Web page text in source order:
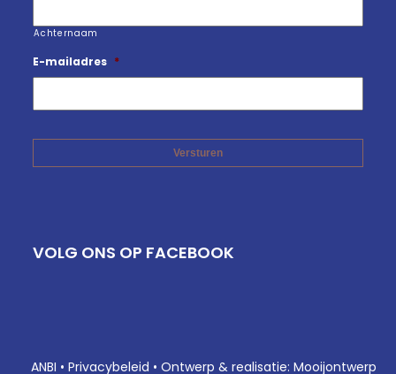
Achternaam
E-mailadres *
VOLG ONS OP FACEBOOK
ANBI • Privacybeleid • Ontwerp & realisatie: Mooijontwerp